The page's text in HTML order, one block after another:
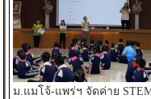
ม.แมโจ้-แพร่ฯ จัดค่าย